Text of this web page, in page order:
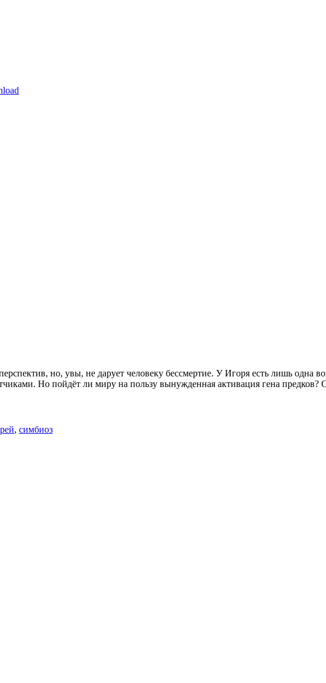
но, увы, не дарует человеку бессмертие. У Игоря есть лишь одна
Но пойдёт ли миру на пользу вынужденная активация гена предков?
, симбиоз